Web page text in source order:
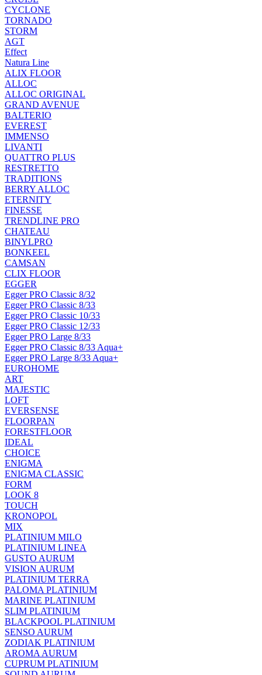
CYCLONE
TORNADO
STORM
AGT
Effect
Natura Line
ALIX FLOOR
ALLOC
ALLOC ORIGINAL
GRAND AVENUE
BALTERIO
EVEREST
IMMENSO
LIVANTI
QUATTRO PLUS
RESTRETTO
TRADITIONS
BERRY ALLOC
ETERNITY
FINESSE
TRENDLINE PRO
CHATEAU
BINYLPRO
BONKEEL
CAMSAN
CLIX FLOOR
EGGER
Egger PRO Classic 8/32
Egger PRO Classic 8/33
Egger PRO Classic 10/33
Egger PRO Classic 12/33
Egger PRO Large 8/33
Egger PRO Classic 8/33 Aqua+
Egger PRO Large 8/33 Aqua+
EUROHOME
ART
MAJESTIC
LOFT
EVERSENSE
FLOORPAN
FORESTFLOOR
IDEAL
CHOICE
ENIGMA
ENIGMA CLASSIC
FORM
LOOK 8
TOUCH
KRONOPOL
MIX
PLATINIUM MILO
PLATINIUM LINEA
GUSTO AURUM
VISION AURUM
PLATINIUM TERRA
PALOMA PLATINIUM
MARINE PLATINIUM
SLIM PLATINIUM
BLACKPOOL PLATINIUM
SENSO AURUM
ZODIAK PLATINIUM
AROMA AURUM
CUPRUM PLATINIUM